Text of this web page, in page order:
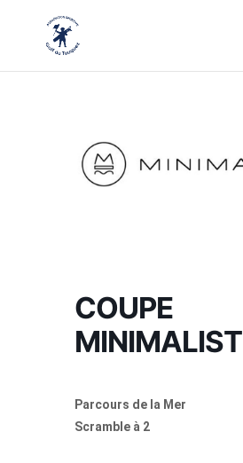
COUPE
MINIMALIST
Parcours de la Mer
Scramble à 2